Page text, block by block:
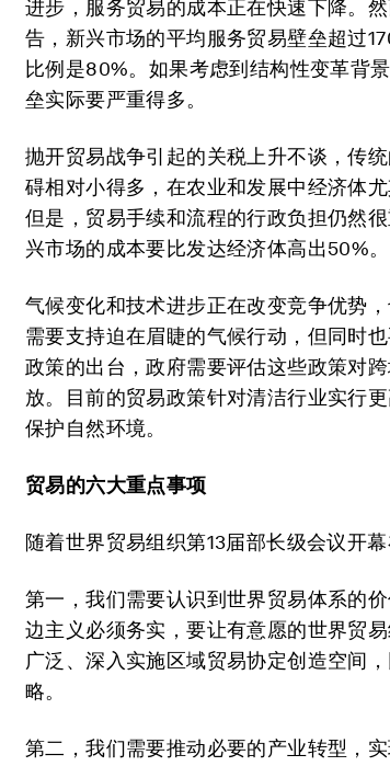
进步，服务贸易的成本正在快速下降。
告，新兴市场的平均服务贸易壁垒超过
比例是80%。如果考虑到结构性变革背
垒实际要严重得多。
抛开贸易战争引起的关税上升不谈，传
碍相对小得多，在农业和发展中经济体
但是，贸易手续和流程的行政负担仍然
兴市场的成本要比发达经济体高出50%。
气候变化和技术进步正在改变竞争优势
需要支持迫在眉睫的气候行动，但同时
政策的出台，政府需要评估这些政策对
放。目前的贸易政策针对清洁行业实行
保护自然环境。
贸易的六大重点事项
随着世界贸易组织第13届部长级会议开
第一，我们需要认识到世界贸易体系的
边主义必须务实，要让有意愿的世界贸
广泛、深入实施区域贸易协定创造空间
略。
第二，我们需要推动必要的产业转型，